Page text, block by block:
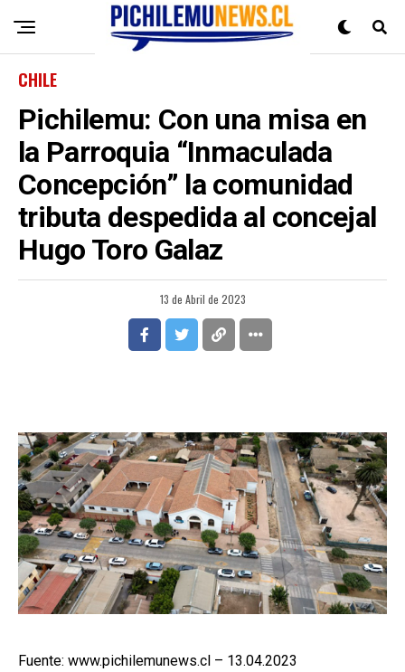
CHILE
Pichilemu: Con una misa en
la Parroquia “Inmaculada
Concepción” la comunidad
tributa despedida al concejal
Hugo Toro Galaz
13 de Abril de 2023
Fuente: www.pichilemunews.cl – 13.04.2023